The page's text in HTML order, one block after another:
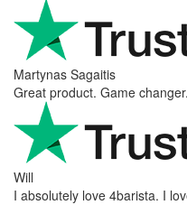
Martynas Sagaitis
Great product. Game changer.
Will
I absolutely love 4barista. I